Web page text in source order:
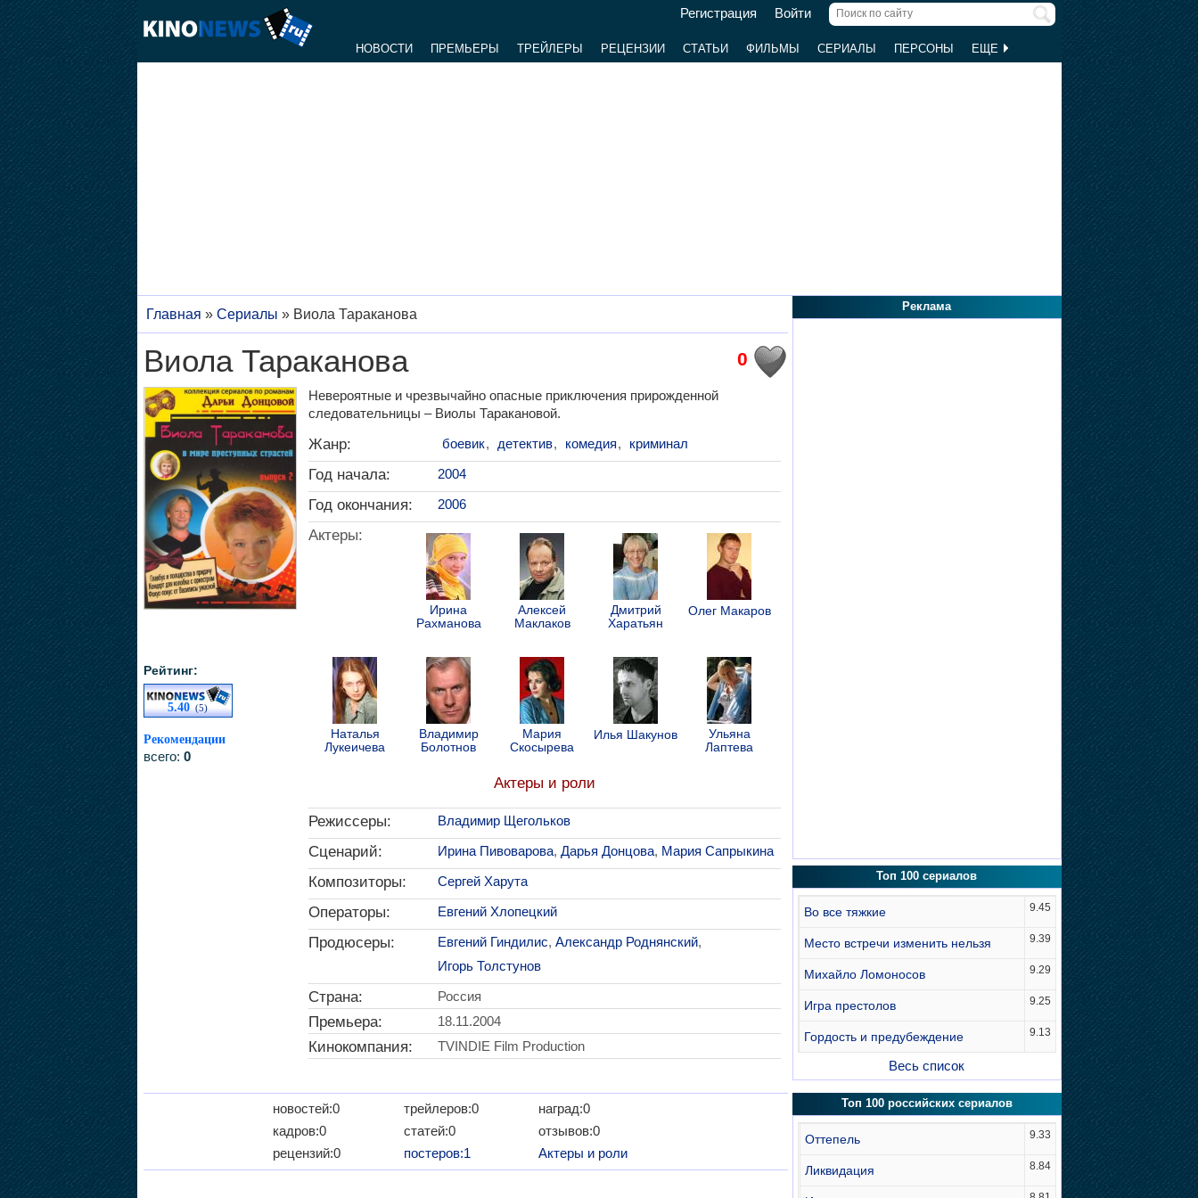
Регистрация Войти
НОВОСТИ ПРЕМЬЕРЫ ТРЕЙЛЕРЫ РЕЦЕНЗИИ СТАТЬИ ФИЛЬМЫ СЕРИАЛЫ ПЕРСОНЫ ЕЩЕ
Главная » Сериалы » Виола Тараканова
0
Виола Тараканова
Рейтинг:
5.40 (5)
Рекомендации
всего: 0
Невероятные и чрезвычайно опасные приключения прирожденной
следовательницы – Виолы Таракановой.
Жанр: боевик, детектив, комедия, криминал
Год начала: 2004
Год окончания: 2006
Актеры:
Ирина
Рахманова
Алексей
Маклаков
Дмитрий
Харатьян
Олег Макаров
Наталья
Лукеичева
Владимир
Болотнов
Мария
Скосырева
Илья Шакунов
Ульяна
Лаптева
Актеры и роли
Режиссеры: Владимир Щегольков
Сценарий: Ирина Пивоварова, Дарья Донцова, Мария Сапрыкина
Композиторы: Сергей Харута
Операторы: Евгений Хлопецкий
Продюсеры: Евгений Гиндилис, Александр Роднянский,
Игорь Толстунов
Страна: Россия
Премьера: 18.11.2004
Кинокомпания: TVINDIE Film Production
новостей:0
кадров:0
рецензий:0
трейлеров:0
статей:0
постеров:1
наград:0
отзывов:0
Актеры и роли
Реклама
Топ 100 сериалов
Во все тяжкие 9.45
Место встречи изменить нельзя 9.39
Михайло Ломоносов 9.29
Игра престолов 9.25
Гордость и предубеждение 9.13
Весь список
Топ 100 российских сериалов
Оттепель 9.33
Ликвидация 8.84